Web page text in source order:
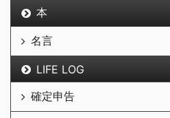
本
名言
LIFE LOG
確定申告